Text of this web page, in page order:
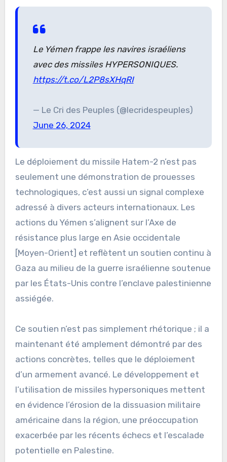
Le Yémen frappe les navires israéliens
avec des missiles HYPERSONIQUES.
https://t.co/L2P8sXHqRI
— Le Cri des Peuples (@lecridespeuples)
June 26, 2024
Le déploiement du missile Hatem-2 n’est pas
seulement une démonstration de prouesses
technologiques, c’est aussi un signal complexe
adressé à divers acteurs internationaux. Les
actions du Yémen s’alignent sur l’Axe de
résistance plus large en Asie occidentale
[Moyen-Orient] et reflètent un soutien continu à
Gaza au milieu de la guerre israélienne soutenue
par les États-Unis contre l’enclave palestinienne
assiégée.
Ce soutien n’est pas simplement rhétorique ; il a
maintenant été amplement démontré par des
actions concrètes, telles que le déploiement
d’un armement avancé. Le développement et
l’utilisation de missiles hypersoniques mettent
en évidence l’érosion de la dissuasion militaire
américaine dans la région, une préoccupation
exacerbée par les récents échecs et l’escalade
potentielle en Palestine.